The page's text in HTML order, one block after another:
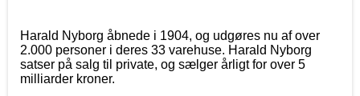
Harald Nyborg åbnede i 1904, og udgøres nu af over
2.000 personer i deres 33 varehuse. Harald Nyborg
satser på salg til private, og sælger årligt for over 5
milliarder kroner.